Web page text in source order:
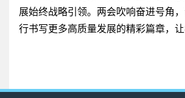
展始终战略引领。两会吹响奋进号角
行书写更多高质量发展的精彩篇章，让